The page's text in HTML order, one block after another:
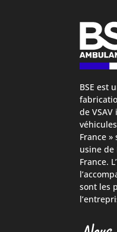
BSE est
de
France
usine de
France.
sont les